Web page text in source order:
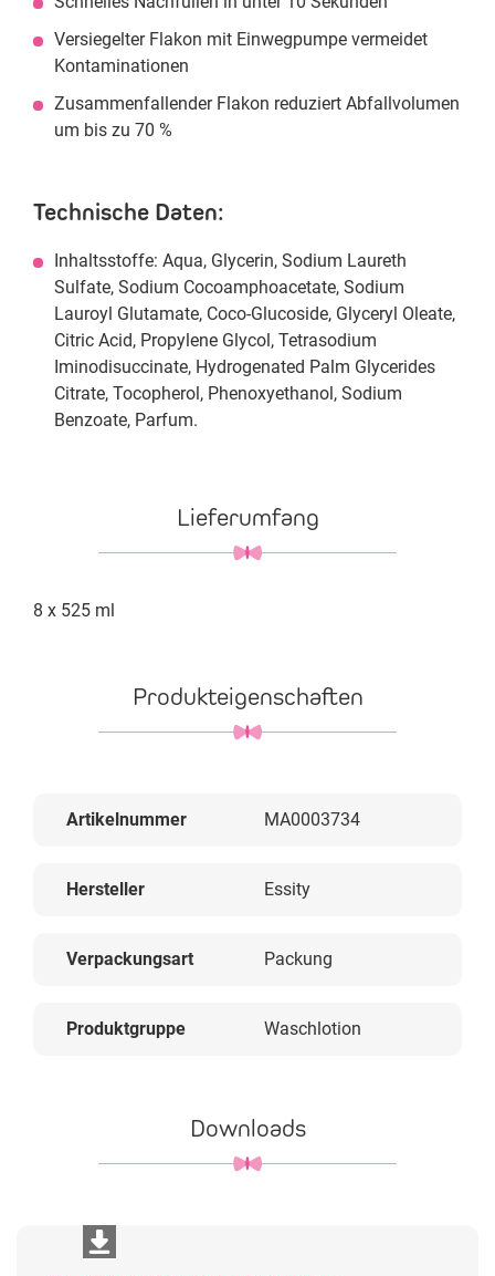
Versiegelter Flakon mit Einwegpumpe vermeidet
Kontaminationen
Zusammenfallender Flakon reduziert Abfallvolumen
um bis zu 70 %
Technische Daten:
Inhaltsstoffe: Aqua, Glycerin, Sodium Laureth
Sulfate, Sodium Cocoamphoacetate, Sodium
Lauroyl Glutamate, Coco-Glucoside, Glyceryl Oleate,
Citric Acid, Propylene Glycol, Tetrasodium
Iminodisuccinate, Hydrogenated Palm Glycerides
Citrate, Tocopherol, Phenoxyethanol, Sodium
Benzoate, Parfum.
Lieferumfang
8 x 525 ml
Produkteigenschaften
Artikelnummer MA0003734
Hersteller Essity
Verpackungsart Packung
Produktgruppe Waschlotion
Downloads